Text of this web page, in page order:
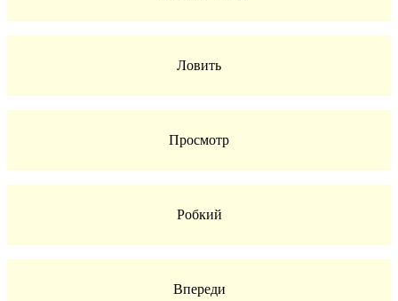
Ловить
Просмотр
Робкий
Впереди